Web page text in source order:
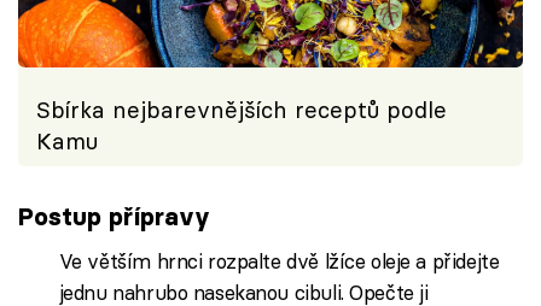
Sbírka nejbarevnějších receptů podle
Kamu
Postup přípravy
Ve větším hrnci rozpalte dvě lžíce oleje a přidejte
jednu nahrubo nasekanou cibuli. Opečte ji